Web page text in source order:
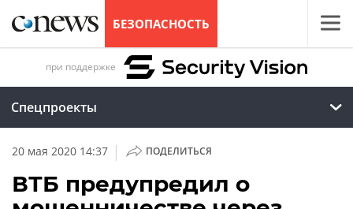
БЕЗОПАСНОСТЬ
при поддержке
Спецпроекты
20 мая 2020 14:37 | ПОДЕЛИТЬСЯ
ВТБ предупредил о